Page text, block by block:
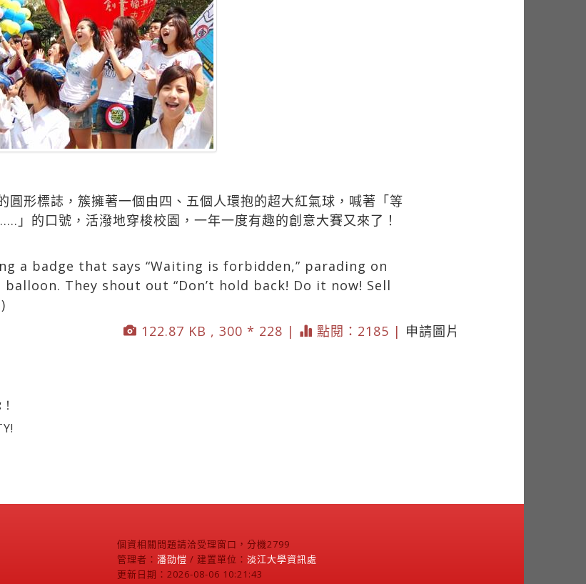
圓形標誌，簇擁著一個由四、五個人環抱的超大紅氣球，喊著「等
」的口號，活潑地穿梭校園，一年一度有趣的創意大賽又來了！
a badge that says “Waiting is forbidden,” parading on
They shout out “Don’t hold back! Do it now! Sell
122.87 KB , 300 * 228 |
點閱：2185 | 申請圖片
個資相關問題請洽受理窗口，分機2799
管理者： 潘劭愷 / 建置單位： 淡江大學資訊處
更新日期：2026-08-06 10:21:43